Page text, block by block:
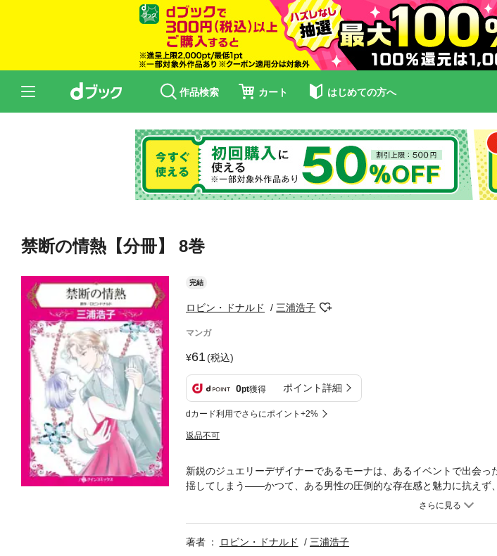
作品検索 カート はじめての方へ
禁断の情熱【分冊】 8巻
完結
ロビン・ドナルド 三浦浩子
マンガ
61(税込)
0pt獲得 ポイント詳細
dカード利用でさらにポイント+2%
返品不可
新鋭のジュエリーデザイナーであるモーナは、あるイベントで出会
揺してしまう――かつて、ある男性の圧倒的な存在感と魅力に抗えず
まさにその元恋人と同じタイプだった。彼はリゾート開発のため、元
著者
ロビン・ドナルド
三浦浩子